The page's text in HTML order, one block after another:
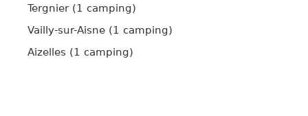
Tergnier (1 camping)
Vailly-sur-Aisne (1 camping)
Aizelles (1 camping)